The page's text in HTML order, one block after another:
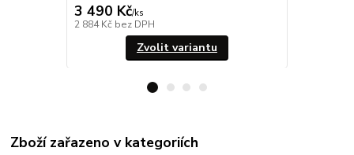
3 490 Kč/ks
2 884 Kč bez DPH
Zvolit variantu
Zboží zařazeno v kategoriích